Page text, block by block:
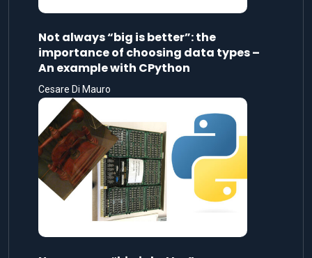
Not always “big is better”: the
importance of choosing data types –
An example with CPython
Cesare Di Mauro